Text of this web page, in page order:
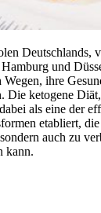
Deutschlands,
und
ihre
Die ketogene
als eine der
etabliert,
auch zu
kann.